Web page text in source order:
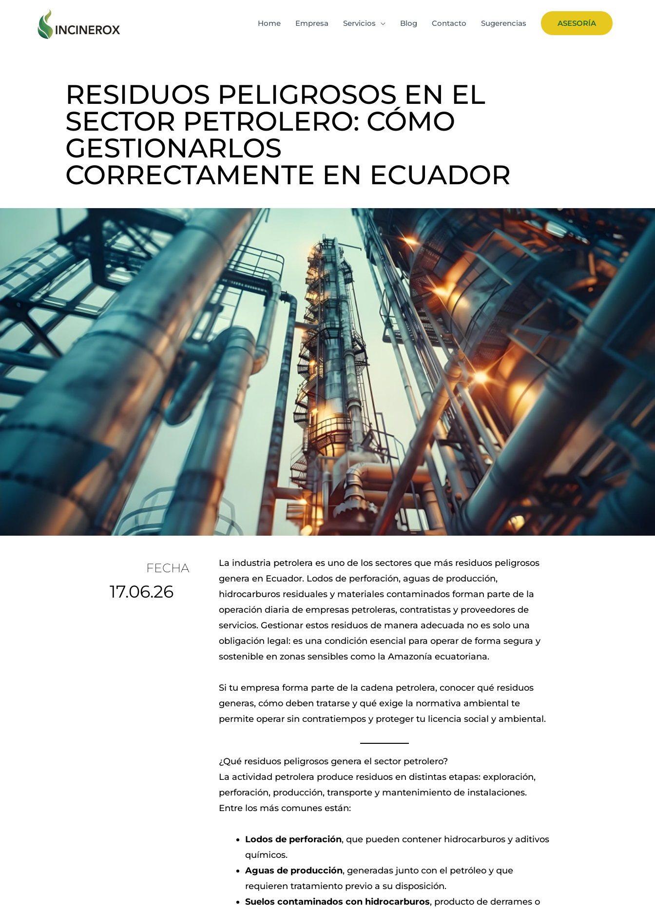
contenido
Home Empresa Servicios Blog Contacto Sugerencias ASESORÍA
RESIDUOS PELIGROSOS EN EL
SECTOR PETROLERO: CÓMO
GESTIONARLOS
CORRECTAMENTE EN ECUADOR
FECHA
17.06.26
La industria petrolera es uno de los sectores que más residuos peligrosos
genera en Ecuador. Lodos de perforación, aguas de producción,
hidrocarburos residuales y materiales contaminados forman parte de la
operación diaria de empresas petroleras, contratistas y proveedores de
servicios. Gestionar estos residuos de manera adecuada no es solo una
obligación legal: es una condición esencial para operar de forma segura y
sostenible en zonas sensibles como la Amazonía ecuatoriana.
Si tu empresa forma parte de la cadena petrolera, conocer qué residuos
generas, cómo deben tratarse y qué exige la normativa ambiental te
permite operar sin contratiempos y proteger tu licencia social y ambiental.
¿Qué residuos peligrosos genera el sector petrolero?
La actividad petrolera produce residuos en distintas etapas: exploración,
perforación, producción, transporte y mantenimiento de instalaciones.
Entre los más comunes están:
Lodos de perforación, que pueden contener hidrocarburos y aditivos
químicos.
Aguas de producción, generadas junto con el petróleo y que
requieren tratamiento previo a su disposición.
Suelos contaminados con hidrocarburos, producto de derrames o